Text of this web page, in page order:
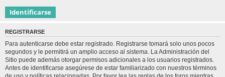
REGISTRARSE
Para autenticarse debe estar registrado. Registrarse tomará solo unos pocos
segundos y le permitirá un amplio acceso al sistema. La Administración del
Sitio puede además otorgar permisos adicionales a los usuarios registrados.
Antes de identificarse asegúrese de estar familiarizado con nuestros términos